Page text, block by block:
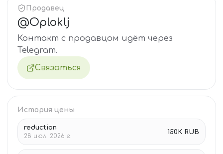
Продавец
@Oploklj
Контакт с продавцом идёт через
Telegram.
Связаться
История цены
reduction
28 июл. 2026 г.
150K RUB